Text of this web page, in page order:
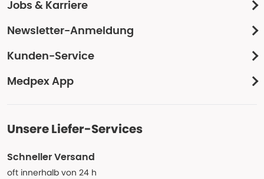
Jobs & Karriere
Newsletter-Anmeldung
Kunden-Service
Medpex App
Unsere Liefer-Services
Schneller Versand
oft innerhalb von 24 h